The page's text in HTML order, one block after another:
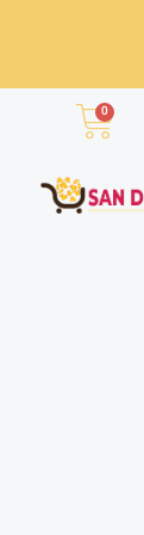
0
עגלת